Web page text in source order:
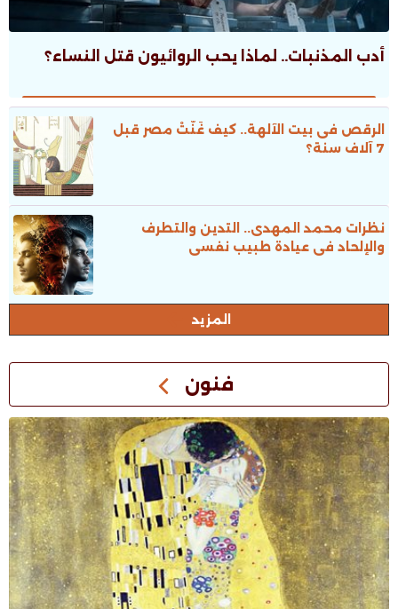
أدب المذنبات.. لماذا يحب الروائيون قتل النساء؟
الرقص فى بيت الآلهة.. كيف غَنَّتْ مصر قبل
7 آلاف سنة؟
نظرات محمد المهدى.. التدين والتطرف
والإلحاد فى عيادة طبيب نفسى
المزيد
فنون